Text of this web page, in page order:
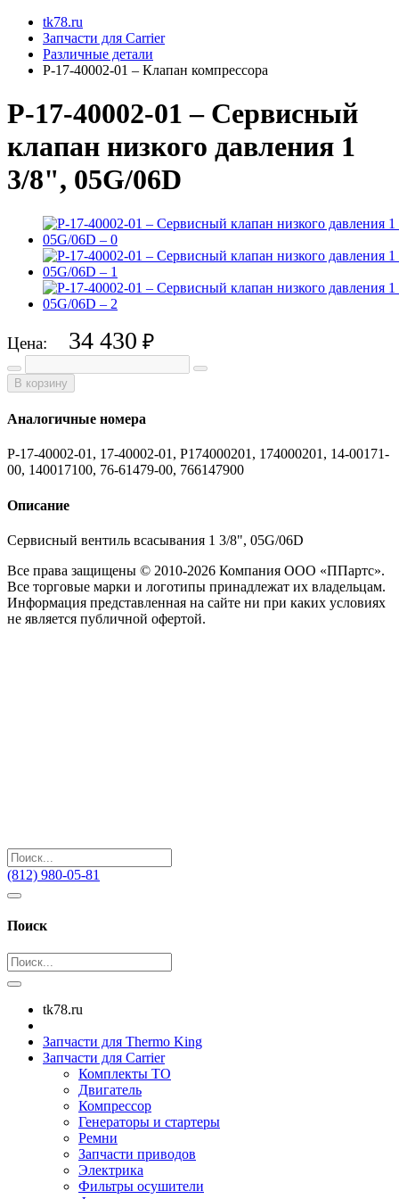
tk78.ru
Запчасти для Carrier
Различные детали
P-17-40002-01 – Клапан компрессора
P-17-40002-01 – Сервисный
клапан низкого давления 1
3/8", 05G/06D
Цена: 34 430 ₽
В корзину
Аналогичные номера
P-17-40002-01, 17-40002-01, P174000201, 174000201, 14-00171-
00, 140017100, 76-61479-00, 766147900
Описание
Сервисный вентиль всасывания 1 3/8", 05G/06D
Все права защищены © 2010-2026 Компания ООО «ППартс».
Все торговые марки и логотипы принадлежат их владельцам.
Информация представленная на сайте ни при каких условиях
не является публичной офертой.
(812) 980-05-81
Поиск
tk78.ru
Запчасти для Thermo King
Запчасти для Carrier
Комплекты ТО
Двигатель
Компрессор
Генераторы и стартеры
Ремни
Запчасти приводов
Электрика
Фильтры осушители